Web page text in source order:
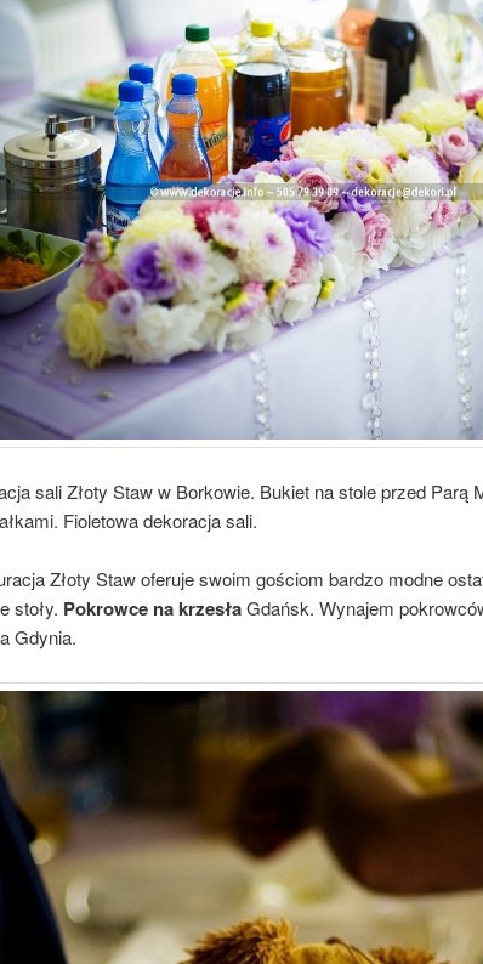
sali Złoty Staw w Borkowie. Bukiet na stole przed Parą
Fioletowa dekoracja sali.
Złoty Staw oferuje swoim gościom bardzo modne
stoły. Pokrowce na krzesłaGdańsk. Wynajem
Gdynia.